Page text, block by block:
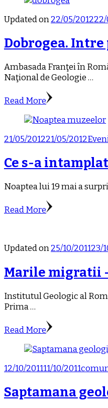
Updated on22/05/2012
Dobrogea.
Ambasada Franţei în
Naţional de Geologie …
Read More
21/05/201221/05/2012
Ce s-a
Noaptea lui 19 mai a
Read More
Updated on25/10/201123/
Marile migratii
Institutul Geologic al
Prima …
Read More
12/10/201111/10/2011
Saptamana